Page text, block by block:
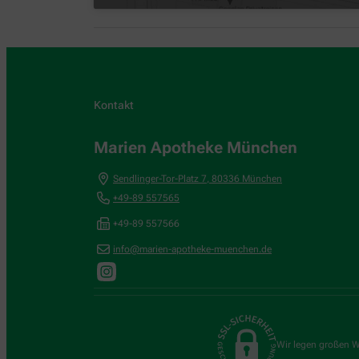
Kontakt
Marien Apotheke München
Sendlinger-Tor-Platz 7, 80336 München
+49-89 557565
+49-89 557566
info@marien-apotheke-muenchen.de
Wir legen großen